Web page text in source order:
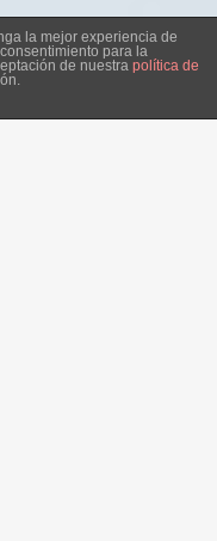
la mejor experiencia de
para la
de nuestra política de